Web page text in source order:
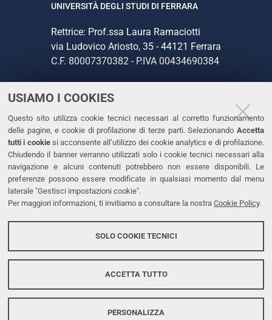
USIAMO I COOKIES
Questo sito utilizza cookie tecnici necessari al corretto funzionamento
delle pagine, e cookie di profilazione di terze parti. Selezionando Accetta
tutti i cookiesi acconsente all’utilizzo dei cookie analytics e di profilazione.
Chiudendo il banner verranno utilizzati solo i cookie tecnici necessari alla
navigazione e alcuni contenuti potrebbero non essere disponibili. Le
preferenze possono essere modificate in qualsiasi momento dal menu
laterale "Gestisci impostazioni cookie".
Per maggiori informazioni, ti invitiamo a consultare la nostra Cookie Policy.
SOLO COOKIE TECNICI
ACCETTA TUTTO
PERSONALIZZA
UNIVERSITÀ DEGLI STUDI DI FERRARA
Rettrice: Prof.ssa Laura Ramaciotti
via Ludovico Ariosto, 35 - 44121 Ferrara
C.F. 80007370382 - P.IVA 00434690384
CONTATTI
Tel. +39 0532 293111
Fax. +39 0532 293031
PEC
LINKS
Dichiarazione di accessibilità
Protezione dati personali